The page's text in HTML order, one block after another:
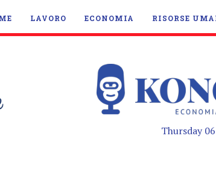
LAVORO ECONOMIA RISORSE
Thursday